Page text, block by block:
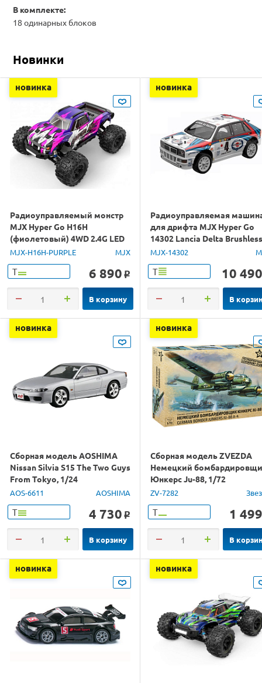
В комплекте:
18 одинарных блоков
Новинки
новинка
Радиоуправляемый монстр
MJX Hyper Go H16H
(фиолетовый) 4WD 2.4G LED
GPS 1/16 RTR
MJX-H16H-PURPLE MJX
Т 6 890 o
В корзину
новинка
Радиоуправляемая
для дрифта MJX Hyper Go
14302 Lancia Delta Brushless
4WD 2.4G LED 1/14 RTR
MJX-14302
Т 10 490
В
новинка
Сборная модель AOSHIMA
Nissan Silvia S15 The Two Guys
From Tokyo, 1/24
AOS-6611 AOSHIMA
Т 4 730 o
В корзину
новинка
Сборная модель ZVEZDA
Немецкий
Юнкерс Ju-88, 1/72
ZV-7282
Т 1 499
В
новинка новинка